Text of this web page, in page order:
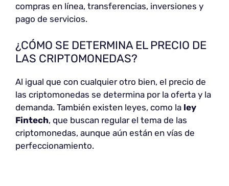
compras en línea, transferencias, inversiones y
pago de servicios.
¿CÓMO SE DETERMINA EL PRECIO DE
LAS CRIPTOMONEDAS?
Al igual que con cualquier otro bien, el precio de
las criptomonedas se determina por la oferta y la
demanda. También existen leyes, como la ley
Fintech, que buscan regular el tema de las
criptomonedas, aunque aún están en vías de
perfeccionamiento.